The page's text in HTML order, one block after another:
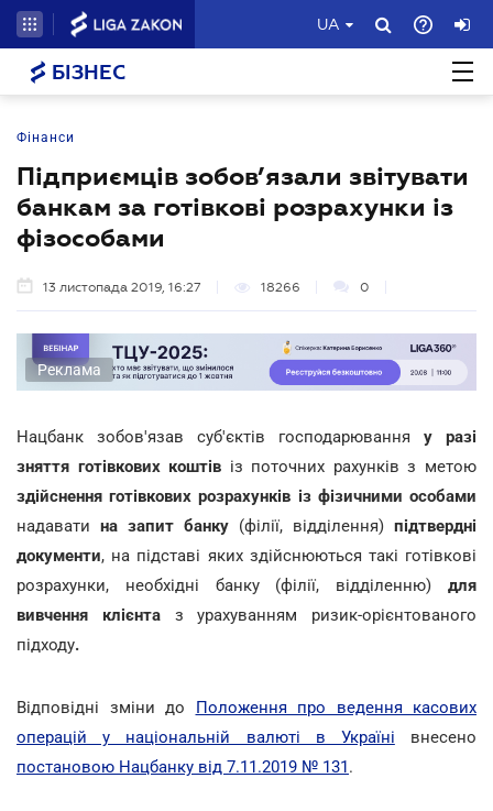
UA
БІЗНЕС
Фінанси
Підприємців зобов’язали звітувати
банкам за готівкові розрахунки із
фізособами
13 листопада 2019, 16:27 18266 0
Реклама
Нацбанк зобов'язав суб'єктів господарювання у разі
зняття готівкових коштів із поточних рахунків з метою
здійснення готівкових розрахунків із фізичними особами
надавати на запит банку (філії, відділення) підтвердні
документи, на підставі яких здійснюються такі готівкові
розрахунки, необхідні банку (філії, відділенню) для
вивчення клієнтаз урахуванням ризик-орієнтованого
підходу.
Відповідні зміни до Положення про ведення касових
операцій у національній валюті в Україні внесено
постановою Нацбанку від 7.11.2019 № 131.